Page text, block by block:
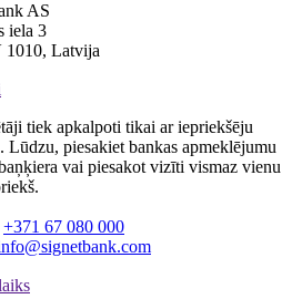
AS
iela 3
1010, Latvija
tiek apkalpoti tikai ar iepriekšēju
Lūdzu, piesakiet bankas apmeklējumu
vai piesakot vizīti vismaz vienu
+371 67 080 000